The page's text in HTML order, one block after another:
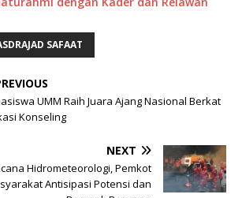
SAFAAT
UMM Raih Juara Ajang Nasional Berkat
Konseling
NEXT
Hidrometeorologi, Pemkot
Antisipasi Potensi dan